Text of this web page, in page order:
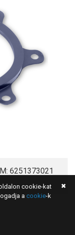
6251373021
cookie-kat
a cookie-k
✖